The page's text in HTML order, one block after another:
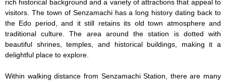
rich historical background and a variety of attractions that appeal to
visitors. The town of Senzamachi has a long history dating back to
the Edo period, and it still retains its old town atmosphere and
traditional culture. The area around the station is dotted with
beautiful shrines, temples, and historical buildings, making it a
delightful place to explore.
Within walking distance from Senzamachi Station, there are many